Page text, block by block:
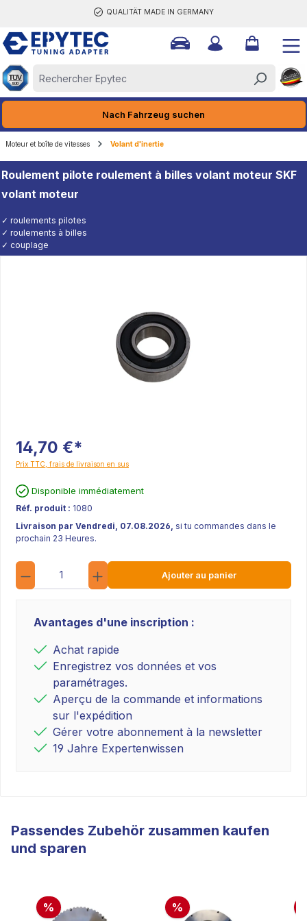
QUALITÄT MADE IN GERMANY
Nach Fahrzeug suchen
Moteur et boîte de vitesses Volant d'inertie
Roulement pilote roulement à billes volant moteur SKF
volant moteur
✓ roulements pilotes
✓ roulements à billes
✓ couplage
14,70 €*
Prix TTC, frais de livraison en sus
Disponible immédiatement
Réf. produit : 1080
Livraison par Vendredi, 07.08.2026, si tu commandes dans le
prochain 23 Heures.
Quantité
Ajouter au panier
Avantages d'une inscription :
Achat rapide
Enregistrez vos données et vos
paramétrages.
Aperçu de la commande et informations
sur l'expédition
Gérer votre abonnement à la newsletter
19 Jahre Expertenwissen
Passendes Zubehör zusammen kaufen
und sparen
% %